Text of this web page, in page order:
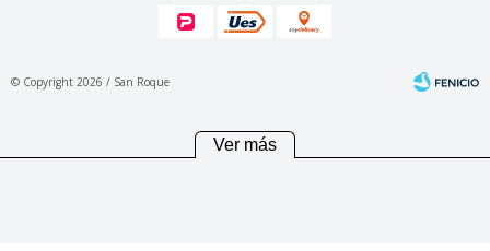
© Copyright 2026 / San Roque
Ver más